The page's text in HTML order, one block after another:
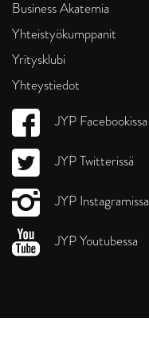
Business Akatemia
Yhteistyökumppanit
Yritysklubi
Yhteystiedot
JYP Facebookissa
JYP Twitterissä
JYP Instagramissa
JYP Youtubessa